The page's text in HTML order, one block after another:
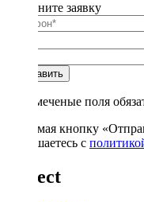
Заполните заявку
Отправить
* - отмеченые поля
Нажимая кнопку
соглашаетесь с
Aspect